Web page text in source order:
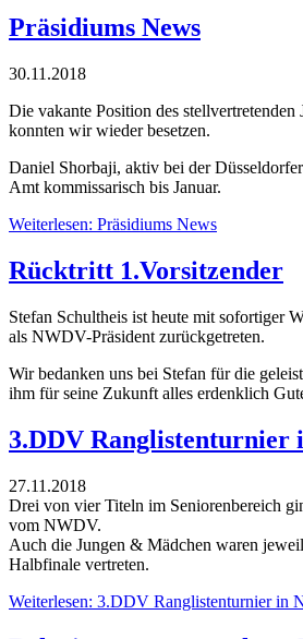
Präsidiums News
30.11.2018
Die vakante Position des stellvertretenden
konnten wir wieder besetzen.
Daniel Shorbaji, aktiv bei der
Amt kommissarisch bis Januar.
Weiterlesen: Präsidiums News
Rücktritt 1.Vorsitzender
Stefan Schultheis ist heute mit sofortiger
als NWDV-Präsident zurückgetreten.
Wir bedanken uns bei Stefan für die
ihm für seine Zukunft alles erdenklich
3.DDV Ranglistenturnier
27.11.2018
Drei von vier Titeln im Seniorenbereich
vom NWDV.
Auch die Jungen & Mädchen waren
Halbfinale vertreten.
Weiterlesen: 3.DDV Ranglistenturnier in